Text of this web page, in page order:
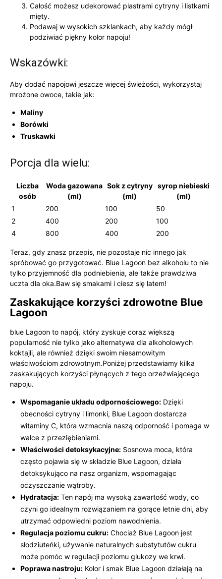
Całość możesz udekorować plastrami cytryny i listkami
mięty.
Podawaj w wysokich szklankach, aby każdy mógł
podziwiać piękny kolor napoju!
Wskazówki:
Aby dodać napojowi jeszcze więcej świeżości, wykorzystaj
mrożone owoce, takie jak:
Maliny
Borówki
Truskawki
Porcja dla wielu:
Liczba
osób
Woda gazowana
(ml)
Sok z cytryny
(ml)
syrop niebieski
(ml)
1
200 100
50
2
400 200
100
4
800 400 200
Teraz, gdy znasz przepis, nie pozostaje nic innego jak
spróbować go przygotować. Blue Lagoon bez alkoholu to nie
tylko przyjemność dla podniebienia, ale także prawdziwa
uczta dla oka.Baw się smakami i ciesz się latem!
Zaskakujące korzyści zdrowotne Blue
Lagoon
blue Lagoon to napój, który zyskuje coraz większą
popularność nie tylko jako alternatywa dla alkoholowych
koktajli, ale również dzięki swoim niesamowitym
właściwościom zdrowotnym.Poniżej przedstawiamy kilka
zaskakujących korzyści płynących z tego orzeźwiającego
napoju.
Wspomaganie układu odpornościowego: Dzięki
obecności cytryny i limonki, Blue Lagoon dostarcza
witaminy C, która wzmacnia naszą odporność i pomaga w
walce z przeziębieniami.
Właściwości detoksykacyjne: Sosnowa moca, która
często pojawia się w składzie Blue Lagoon, działa
detoksykująco na nasz organizm, wspomagając
oczyszczanie wątroby.
Hydratacja: Ten napój ma wysoką zawartość wody, co
czyni go idealnym rozwiązaniem na gorące letnie dni, aby
utrzymać odpowiedni poziom nawodnienia.
Regulacja poziomu cukru: Chociaż Blue Lagoon jest
słodziuteńki, używanie naturalnych substytutów cukru
może pomóc w regulacji poziomu glukozy we krwi.
Poprawa nastroju: Kolor i smak Blue Lagoon działają na